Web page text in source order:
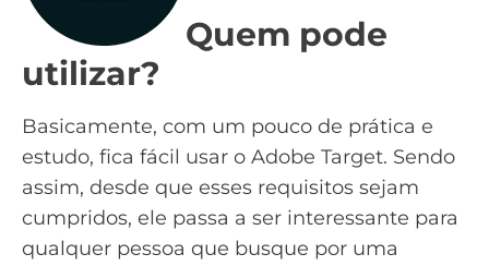
Quem pode
utilizar?
Basicamente, com um pouco de prática e
estudo, fica fácil usar o Adobe Target. Sendo
assim, desde que esses requisitos sejam
cumpridos, ele passa a ser interessante para
qualquer pessoa que busque por uma